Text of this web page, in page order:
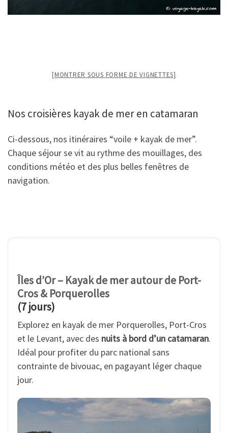
[MONTRER SOUS FORME DE VIGNETTES]
Nos croisières kayak de mer en catamaran
Ci-dessous, nos itinéraires “voile + kayak de mer”.
Chaque séjour se vit au rythme des mouillages, des
conditions météo et des plus belles fenêtres de
navigation.
Îles d’Or – Kayak de mer autour de Port-
Cros & Porquerolles
(7 jours)
Explorez en kayak de mer Porquerolles, Port-Cros
et le Levant, avec des nuits à bord d’un catamaran.
Idéal pour profiter du parc national sans
contrainte de bivouac, en pagayant léger chaque
jour.